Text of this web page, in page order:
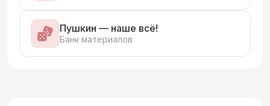
Пушкин — наше всё!
Банк материалов